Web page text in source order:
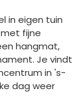
in eigen tuin
fijne
hangmat,
Je vindt
in 's-
dag weer